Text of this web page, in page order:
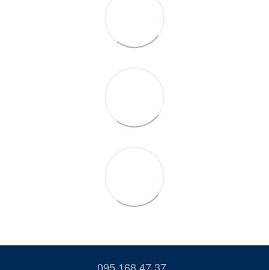
095 168 47 37